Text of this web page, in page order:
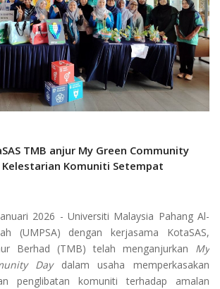
TMB anjur My Green Community
Kelestarian Komuniti Setempat
2026 - Universiti Malaysia Pahang Al-
(UMPSA) dengan kerjasama KotaSAS,
Berhad (TMB) telah menganjurkan My
Daydalam usaha memperkasakan
penglibatan komuniti terhadap amalan